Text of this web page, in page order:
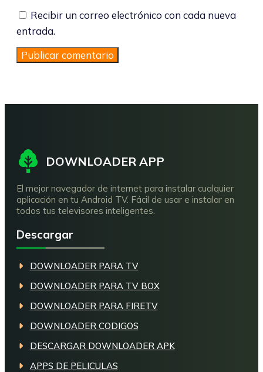
Recibir un correo electrónico con cada nueva
entrada.
DOWNLOADER APP
El mejor navegador de internet para instalar cualquier
aplicación en tu Android TV. Fácil de usar e instalar en
todos tus televisores inteligentes.
Descargar
DOWNLOADER PARA TV
DOWNLOADER PARA TV BOX
DOWNLOADER PARA FIRETV
DOWNLOADER CODIGOS
DESCARGAR DOWNLOADER APK
APPS DE PELICULAS